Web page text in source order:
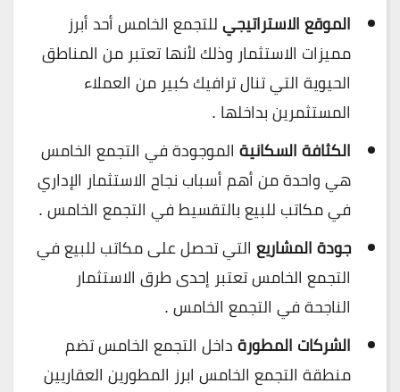
الموقع الاستراتيجيللتجمع الخامس أحد أبرز
مميزات الاستثمار وذلك لأنها تعتبر من المناطق
الحيوية التي تنال ترافيك كبير من العملاء
المستثمرين بداخلها .
الكثافة السكانية الموجودة في التجمع الخامس
هي واحدة من أهم أسباب نجاح الاستثمار الإداري
في مكاتب للبيع بالتقسيط في التجمع الخامس .
جودة المشاريع التي تحصل على مكاتب للبيع في
التجمع الخامس تعتبر إحدى طرق الاستثمار
الناجحة في التجمع الخامس .
الشركات المطورةداخل التجمع الخامس تضم
منطقة التجمع الخامس ابرز المطورين العقاريين